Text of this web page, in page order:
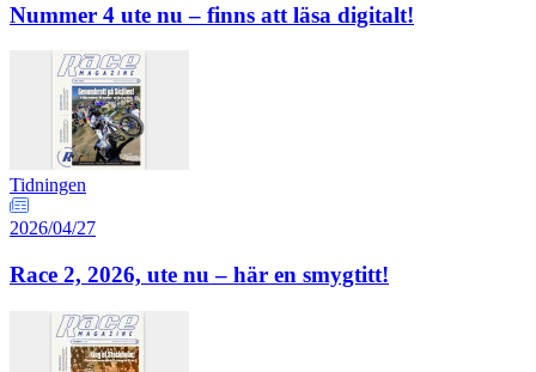
Nummer 4 ute nu – finns att läsa digitalt!
Tidningen
2026/04/27
Race 2, 2026, ute nu – här en smygtitt!